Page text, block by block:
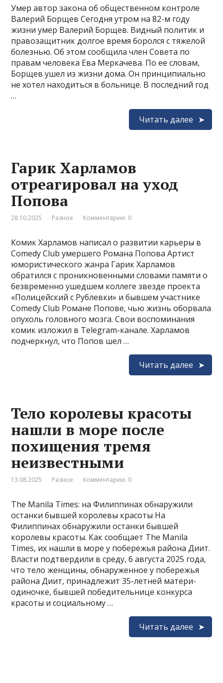
Умер автор закона об общественном контроле
Валерий Борщев Сегодня утром на 82-м году
жизни умер Валерий Борщев. Видный политик и
правозащитник долгое время боролся с тяжелой
болезнью. Об этом сообщила член Совета по
правам человека Ева Меркачева. По ее словам,
Борщев ушел из жизни дома. Он принципиально
не хотел находиться в больнице. В последний год
…
Читать далее
Гарик Харламов
отреагировал на уход
Попова
28.10.2025 Разное Комментарии: 0
Комик Харламов написал о развитии карьеры в
Comedy Club умершего Романа Попова Артист
юмористического жанра Гарик Харламов
обратился с проникновенными словами памяти о
безвременно ушедшем коллеге звезде проекта
«Полицейский с Рублевки» и бывшем участнике
Comedy Club Романе Попове, чью жизнь оборвала
опухоль головного мозга. Свои воспоминания
комик изложил в Telegram-канале. Харламов
подчеркнул, что Попов шел …
Читать далее
Тело королевы красоты
нашли в море после
похищения тремя
неизвестными
13.08.2025 Разное Комментарии: 0
The Manila Times: на Филиппинах обнаружили
останки бывшей королевы красоты На
Филиппинах обнаружили останки бывшей
королевы красоты. Как сообщает The Manila
Times, их нашли в море у побережья района Диит.
Власти подтвердили в среду, 6 августа 2025 года,
что тело женщины, обнаруженное у побережья
района Диит, принадлежит 35-летней матери-
одиночке, бывшей победительнице конкурса
красоты и социальному …
Читать далее